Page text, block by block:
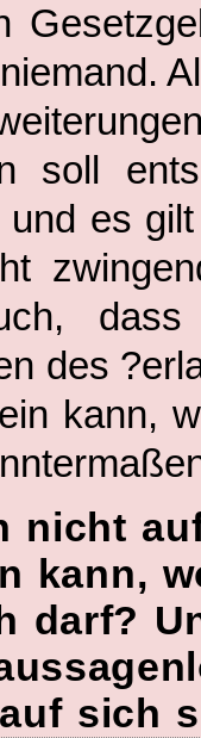
soll
es
des
kann,
nicht
kann,
darf?
sich